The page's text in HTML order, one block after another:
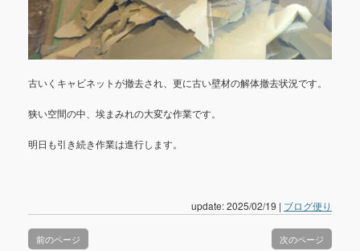
古いくキャビネットが撤去され、更に古い壁材の解体撤去状況です。
狭い空間の中、埃まみれの大変な作業です。
明日も引き続き作業は進行します。
update: 2025/02/19 | ブログ便り
前のページ 次のページ